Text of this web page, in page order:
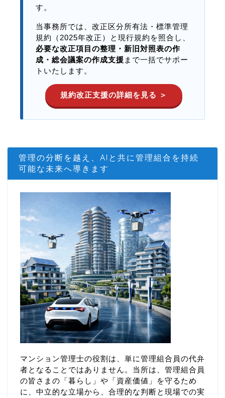
す。
当事務所では、改正区分所有法・標準管理
規約（2025年改正）と現行規約を照合し、
必要な改正項目の整理・新旧対照表の作
成・総会議案の作成支援 まで一括でサポー
トいたします。
規約改正支援の詳細を見る ＞
管理の分断を越え、AIと共に管理組合を持続
可能な未来へ導きます
マンション管理士の役割は、単に管理組合員の代弁
者となることではありません。当所は、管理組合員
の皆さまの「暮らし」や「資産価値」を守るため
に、中立的な立場から、合理的な判断と現場での実